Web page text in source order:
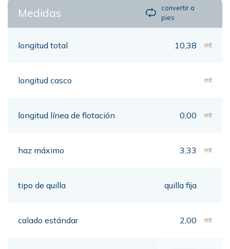
Medidas
convertir a
pies
longitud total 10,38 mt
longitud casco mt
longitud línea de flotación 0,00 mt
haz máximo 3,33 mt
tipo de quilla quilla fija
calado estándar 2,00 mt